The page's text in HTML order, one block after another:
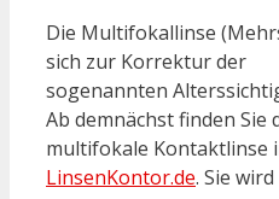
Die Multifokallinse
sich zur Korrektur der
sogenannten
Ab demnächst finden Sie
multifokale Kontaktlinse
LinsenKontor.de. Sie